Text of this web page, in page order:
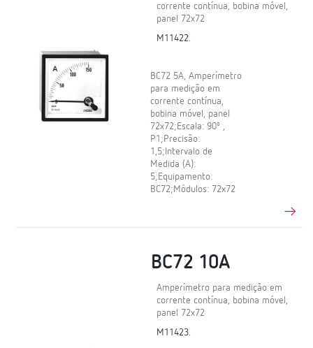
corrente contínua, bobina móvel,
panel 72x72
M11422.
BC72 5A, Amperímetro
para medição em
corrente contínua,
bobina móvel, panel
72x72;Escala: 90º ,
P1;Precisão:
1,5;Intervalo de
Medida (A):
5;Equipamento:
BC72;Módulos: 72x72
BC72 10A
Amperímetro para medição em
corrente contínua, bobina móvel,
panel 72x72
M11423.